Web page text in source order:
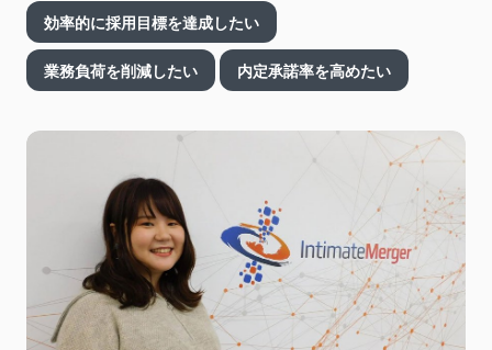
効率的に採用目標を達成したい
業務負荷を削減したい 内定承諾率を高めたい